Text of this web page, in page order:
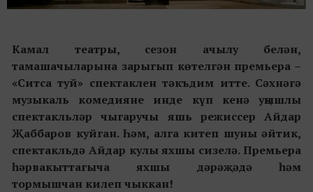
Камал театры,сезон ачылу белән,
тамашачыларына зарыгып көтелгән премьера –
«Ситса туй» спектаклен тәкъдим итте.Сәхнәгә
музыкаль комедияне инде күп кенә уңышлы
спектакльләр чыгаручы яшь режиссер Айдар
Җаббаров куйган. Һәм, алга китеп шуны әйтик,
спектакльдә Айдар кулы яхшы сизелә. Премьера
һәрвакыттагыча яхшы дәрәҗәдә һәм
тормышчан килеп чыккан!